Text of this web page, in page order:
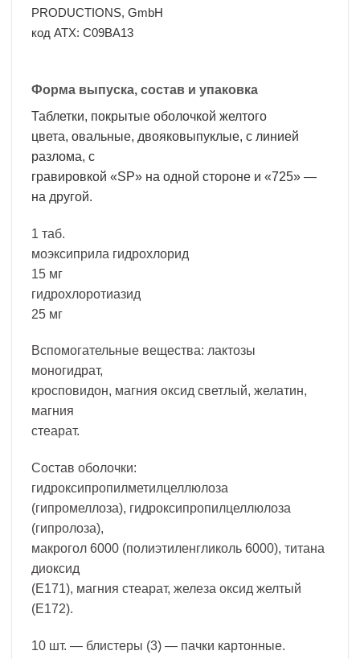
PRODUCTIONS, GmbH
код ATX: C09BA13
Форма выпуска, состав и упаковка
Таблетки, покрытые оболочкой желтого
цвета, овальные, двояковыпуклые, с линией
разлома, с
гравировкой «SP» на одной стороне и «725» —
на другой.
1 таб.
моэксиприла гидрохлорид
15 мг
гидрохлоротиазид
25 мг
Вспомогательные вещества: лактозы
моногидрат,
кросповидон, магния оксид светлый, желатин,
магния
стеарат.
Состав оболочки:
гидроксипропилметилцеллюлоза
(гипромеллоза), гидроксипропилцеллюлоза
(гипролоза),
макрогол 6000 (полиэтиленгликоль 6000), титана
диоксид
(Е171), магния стеарат, железа оксид желтый
(Е172).
10 шт. — блистеры (3) — пачки картонные.